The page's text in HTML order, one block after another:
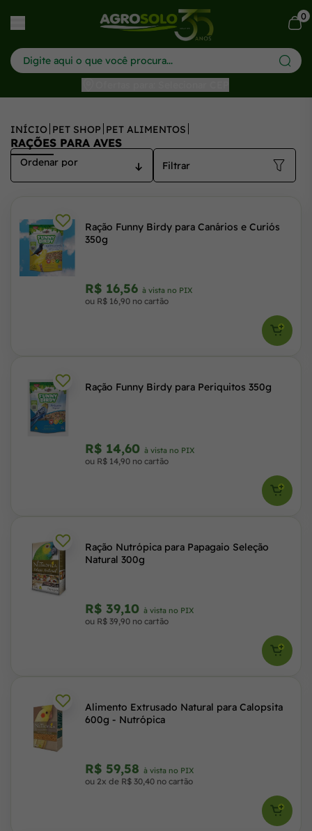
0
INÍCIO PET SHOP PET ALIMENTOS
RAÇÕES PARA AVES
Filtrar
Ração Funny Birdy para Canários e Curiós
350g
R$ 16,56 à vista no PIX
ou R$ 16,90 no cartão
Ração Funny Birdy para Periquitos 350g
R$ 14,60 à vista no PIX
ou R$ 14,90 no cartão
Ração Nutrópica para Papagaio Seleção
Natural 300g
R$ 39,10 à vista no PIX
ou R$ 39,90 no cartão
Alimento Extrusado Natural para Calopsita
600g - Nutrópica
R$ 59,58 à vista no PIX
ou 2x de R$ 30,40 no cartão